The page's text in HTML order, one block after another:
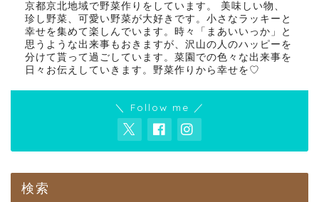
京都京北地域で野菜作りをしています。 美味しい物、
珍し野菜、可愛い野菜が大好きです。小さなラッキーと
幸せを集めて楽しんでいます。時々「まあいいっか」と
思うような出来事もおきますが、沢山の人のハッピーを
分けて貰って過ごしています。菜園での色々な出来事を
日々お伝えしていきます。野菜作りから幸せを♡
＼ Follow me ／
検索